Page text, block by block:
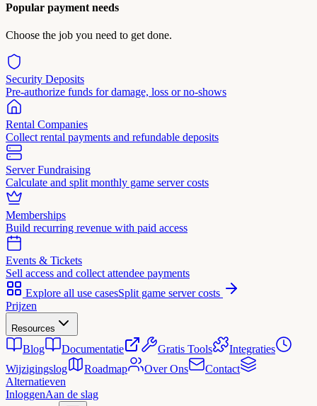
Popular payment needs
Choose the job you need to get done.
Security Deposits
Pre-authorize funds for damage, loss or no-shows
Rental Companies
Collect rental payments and refundable deposits
Server Fundraising
Calculate and split monthly game server costs
Memberships
Build recurring revenue with paid access
Events & Tickets
Sell access and collect attendee payments
Explore all use casesSplit game server costs
Prijzen
Resources
Blog Documentatie Gratis Tools
Integraties
Wijzigingslog
Roadmap Over Ons
Contact
Alternatieven
InloggenAan de slag